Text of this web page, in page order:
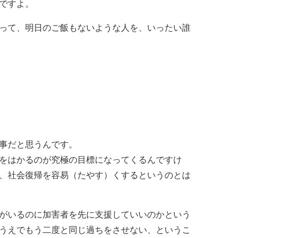
すよ。
て、明日のご飯もないような人を、いったい誰
だと思うんです。
はかるのが究極の目標になってくるんですけ
社会復帰を容易（たやす）くするというのとは
いるのに加害者を先に支援していいのかという
えでもう二度と同じ過ちをさせない、というこ